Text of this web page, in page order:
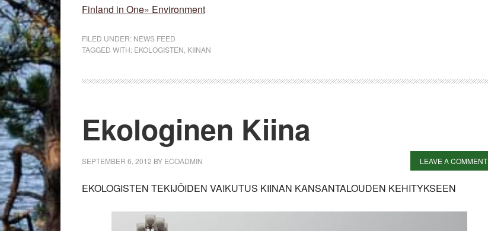
Finland in One» Environment
FILED UNDER: NEWS FEED
TAGGED WITH: EKOLOGISTEN KIINAN
Ekologinen Kiina
SEPTEMBER 6, 2012 BY ECOADMIN LEAVE A COMMENT
EKOLOGISTEN TEKIJÖIDEN VAIKUTUS KIINAN KANSANTALOUDEN KEHITYKSEEN